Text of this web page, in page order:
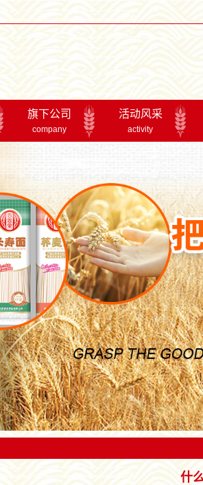
品有限公司是湖北金银丰食品集团下辖的子公
事粮食收购、储备、物流、信息、加工、深加工
的涉农企业。
产品系列
公司主导产品“涢丰”牌小麦粉和“良机”牌挂
省（市）的180多个县市，并为康师傅、统
达利园等国内知名食品加工企业提供优良
直受到用户的好评。
旗下公司
company
实干二十年
公司建立了完善
化；对工艺流程
溯制，从而确保
活动风采
activity
成都参展
产品博览交易会
精品展示交易会
荆楚粮油展
什